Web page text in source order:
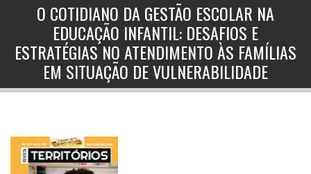
O COTIDIANO DA GESTÃO ESCOLAR NA
EDUCAÇÃO INFANTIL: DESAFIOS E
ESTRATÉGIAS NO ATENDIMENTO ÀS FAMÍLIAS
EM SITUAÇÃO DE VULNERABILIDADE